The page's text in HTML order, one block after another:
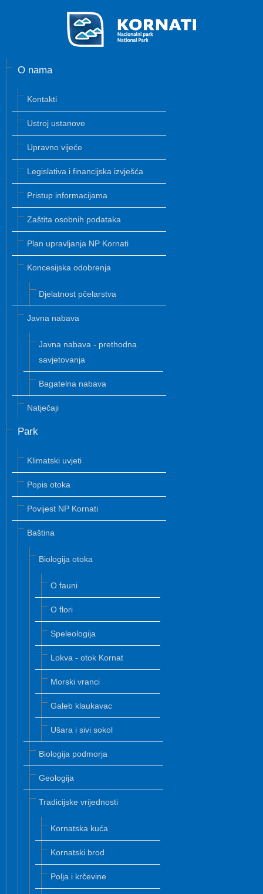
O nama
Kontakti
Ustroj ustanove
Upravno vijeće
Legislativa i financijska izvješća
Pristup informacijama
Zaštita osobnih podataka
Plan upravljanja NP Kornati
Koncesijska odobrenja
Djelatnost pčelarstva
Javna nabava
Javna nabava - prethodna
savjetovanja
Bagatelna nabava
Natječaji
Park
Klimatski uvjeti
Popis otoka
Povijest NP Kornati
Baština
Biologija otoka
O fauni
O flori
Speleologija
Lokva - otok Kornat
Morski vranci
Galeb klaukavac
Ušara i sivi sokol
Biologija podmorja
Geologija
Tradicijske vrijednosti
Kornatska kuća
Kornatski brod
Polja i krčevine